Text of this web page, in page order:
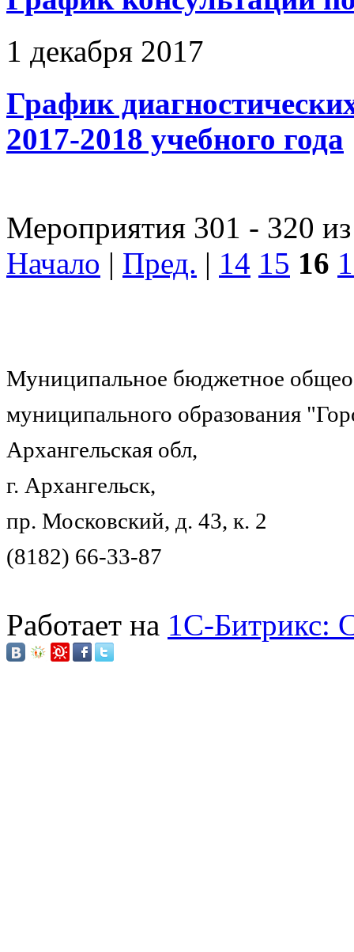
1 декабря 2017
График
2017-2018 учебного года
Мероприятия 301 - 320
Начало | Пред. | 14 15 16
Муниципальное бюджетное
муниципального образования
Архангельская обл,
г. Архангельск,
пр. Московский, д. 43, к. 2
(8182) 66-33-87
Работает на 1C-Битрикс: